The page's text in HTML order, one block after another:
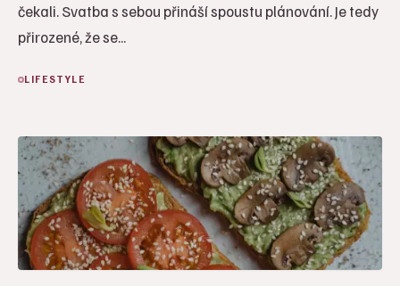
čekali. Svatba s sebou přináší spoustu plánování. Je tedy
přirozené, že se...
LIFESTYLE